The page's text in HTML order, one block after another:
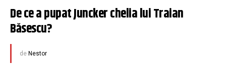
De ce a pupat Juncker chelia lui Traian
Băsescu?
de Nestor